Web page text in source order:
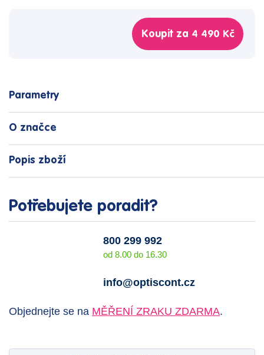
Koupit za 4 490 Kč
Parametry
O značce
Popis zboží
Potřebujete poradit?
800 299 992
od 8.00 do 16.30
info@optiscont.cz
Objednejte se na MĚŘENÍ ZRAKU ZDARMA.